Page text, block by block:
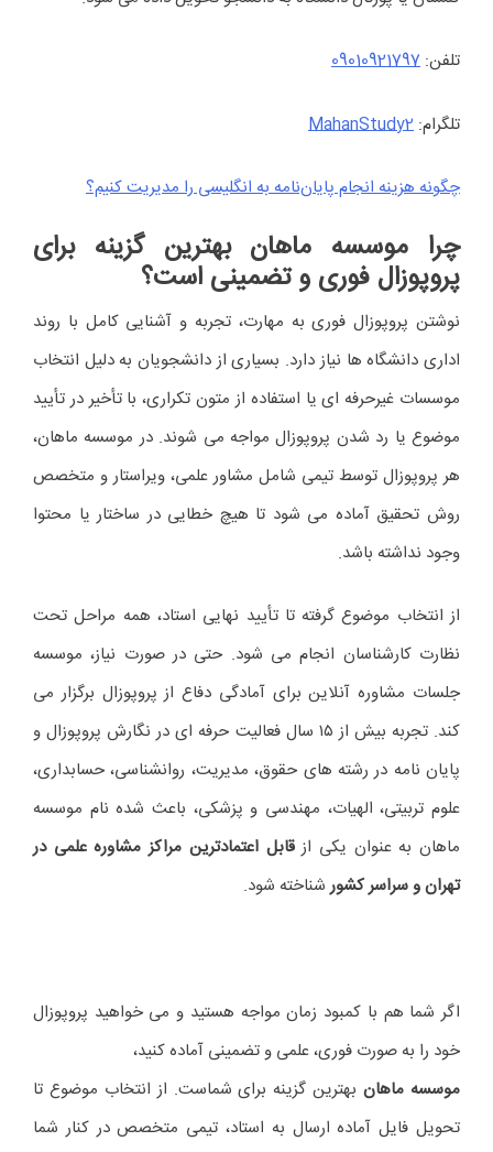
تلفن: 09010921797
تلگرام: MahanStudy2
چگونه هزینه‌ انجام پایان‌نامه به انگلیسی را مدیریت کنیم؟
چرا موسسه ماهان بهترین گزینه برای
پروپوزال فوری و تضمینی است؟
نوشتن پروپوزال فوری به مهارت، تجربه و آشنایی کامل با روند
اداری دانشگاه ها نیاز دارد. بسیاری از دانشجویان به دلیل انتخاب
موسسات غیرحرفه ای یا استفاده از متون تکراری، با تأخیر در تأیید
موضوع یا رد شدن پروپوزال مواجه می شوند. در موسسه ماهان،
هر پروپوزال توسط تیمی شامل مشاور علمی، ویراستار و متخصص
روش تحقیق آماده می شود تا هیچ خطایی در ساختار یا محتوا
وجود نداشته باشد.
از انتخاب موضوع گرفته تا تأیید نهایی استاد، همه مراحل تحت
نظارت کارشناسان انجام می شود. حتی در صورت نیاز، موسسه
جلسات مشاوره آنلاین برای آمادگی دفاع از پروپوزال برگزار می
کند. تجربه بیش از ۱۵ سال فعالیت حرفه ای در نگارش پروپوزال و
پایان نامه در رشته های حقوق، مدیریت، روانشناسی، حسابداری،
علوم تربیتی، الهیات، مهندسی و پزشکی، باعث شده نام موسسه
ماهان به عنوان یکی ازقابل اعتمادترین مراکز مشاوره علمی در
تهران و سراسر کشورشناخته شود.
اگر شما هم با کمبود زمان مواجه هستید و می خواهید پروپوزال
خود را به صورت فوری، علمی و تضمینی آماده کنید،
موسسه ماهانبهترین گزینه برای شماست. از انتخاب موضوع تا
تحویل فایل آماده ارسال به استاد، تیمی متخصص در کنار شما